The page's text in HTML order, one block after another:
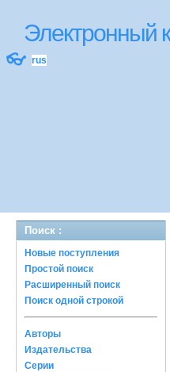
Электронный
👓 rus
Поиск :
Новые поступления
Простой поиск
Расширенный поиск
Поиск одной строкой
Авторы
Издательства
Серии